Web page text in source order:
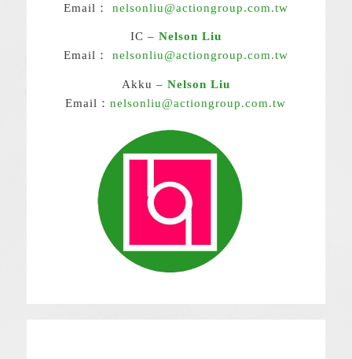
Email： nelsonliu@actiongroup.com.tw
IC – Nelson Liu
Email： nelsonliu@actiongroup.com.tw
Akku – Nelson Liu
Email：nelsonliu@actiongroup.com.tw